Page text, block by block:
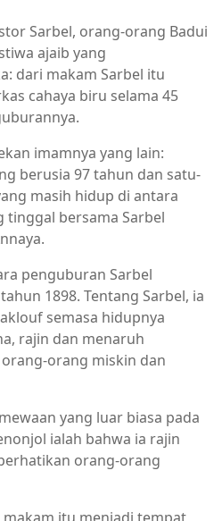
Sarbel, orang-orang Badui
ajaib yang
dari makam Sarbel itu
cahaya biru selama 45
imamnya yang lain:
berusia 97 tahun dan satu-
masih hidup di antara
tinggal bersama Sarbel
penguburan Sarbel
1898. Tentang Sarbel, ia
semasa hidupnya
rajin dan menaruh
orang miskin dan
yang luar biasa pada
ialah bahwa ia rajin
orang-orang